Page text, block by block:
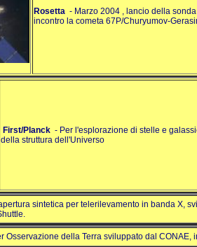
Rosetta - Marzo 2004 , lancio della sonda
incontro la cometa 67P/Churyumov-
First/Planck - Per l'esplorazione di stelle e
della struttura dell'Universo
sintetica per telerilevamento in banda X,
Osservazione della Terra sviluppato dal CONAE,